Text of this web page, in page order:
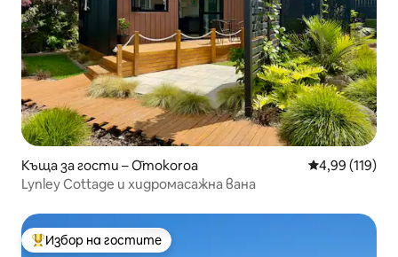
Къща за гости – Ōmokoroa Средна
4,99 (119)
Lynley Cottage и хидромасажна вана
Най-популярен избор на гостите
Избор на гостите